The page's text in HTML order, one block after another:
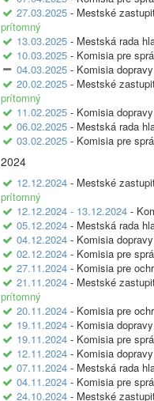
27.03.2025 - Mestské
prítomný
13.03.2025 - Mestská rada
10.03.2025 - Komisia pre
04.03.2025 - Komisia
20.02.2025 - Mestské
prítomný
11.02.2025 - Komisia
06.02.2025 - Mestská rada
03.02.2025 - Komisia pre
2024
12.12.2024 - Mestské
prítomný
12.12.2024 - 13.12.2024 -
05.12.2024 - Mestská rada
04.12.2024 - Komisia
02.12.2024 - Komisia pre
27.11.2024 - Komisia pre
21.11.2024 - Mestské
prítomný
20.11.2024 - Komisia pre
19.11.2024 - Komisia
19.11.2024 - Komisia pre
12.11.2024 - Komisia
07.11.2024 - Mestská rada
04.11.2024 - Komisia pre
24.10.2024 - Mestské